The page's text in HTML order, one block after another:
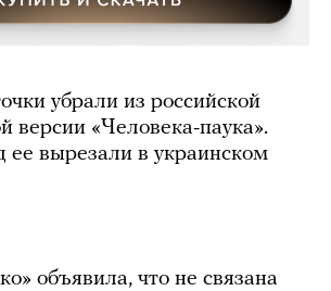
убрали из российской
версии «Человека-паука».
ее вырезали в украинском
объявила, что не связана